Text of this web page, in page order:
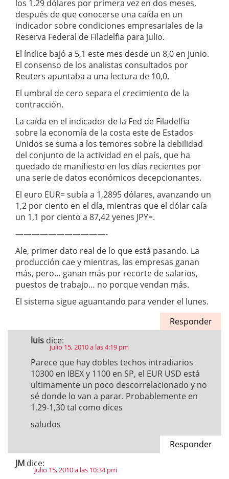
los 1,29 dólares por primera vez en dos meses,
después de que conocerse una caída en un
indicador sobre condiciones empresariales de la
Reserva Federal de Filadelfia para julio.
El índice bajó a 5,1 este mes desde un 8,0 en junio.
El consenso de los analistas consultados por
Reuters apuntaba a una lectura de 10,0.
El umbral de cero separa el crecimiento de la
contracción.
La caída en el indicador de la Fed de Filadelfia
sobre la economía de la costa este de Estados
Unidos se suma a los temores sobre la debilidad
del conjunto de la actividad en el país, que ha
quedado de manifiesto en los días recientes por
una serie de datos económicos decepcionantes.
El euro EUR= subía a 1,2895 dólares, avanzando un
1,2 por ciento en el día, mientras que el dólar caía
un 1,1 por ciento a 87,42 yenes JPY=.
———————————-
Ale, primer dato real de lo que está pasando. La
producción cae y mientras, las empresas ganan
más, pero… ganan más por recorte de salarios,
puestos de trabajo… no porque vendan más.
El sistema sigue aguantando para vender el lunes.
Responder
luis dice:
julio 15, 2010 a las 4:19 pm
Parece que hay dobles techos intradiarios
10300 en IBEX y 1100 en SP, el EUR USD está
ultimamente un poco descorrelacionado y no
sé donde lo van a parar. Probablemente en
1,29-1,30 tal como dices
saludos
Responder
JM dice:
julio 15, 2010 a las 10:34 pm